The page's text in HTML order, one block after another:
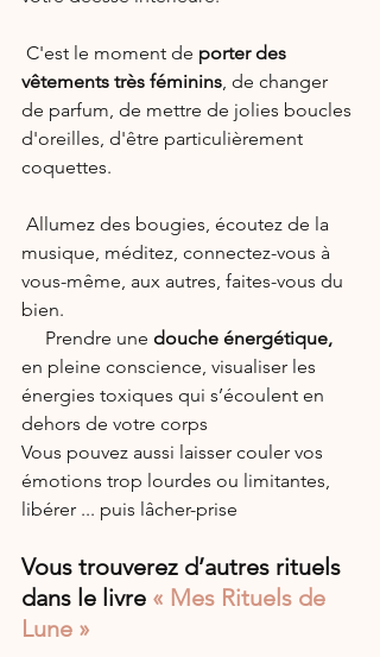
C'est le moment de porter des
vêtements très féminins, de changer
de parfum, de mettre de jolies boucles
d'oreilles, d'être particulièrement
coquettes.
musique, méditez, connectez-vous à
vous-même, aux autres, faites-vous du
bien.
     Prendre une
douche énergétique,
en pleine conscience, visualiser les
énergies toxiques qui s’écoulent en
dehors de votre corps
Vous pouvez aussi laisser couler vos
émotions trop lourdes ou limitantes,
libérer ... puis lâcher-prise
Vous trouverez d’autres rituels
dans le livre « Mes Rituels de
Lune »